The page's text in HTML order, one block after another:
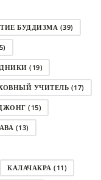
БУДДИЗМА (39)
(19)
УЧИТЕЛЬ (17)
(15)
(13)
КАЛАЧАКРА (11)